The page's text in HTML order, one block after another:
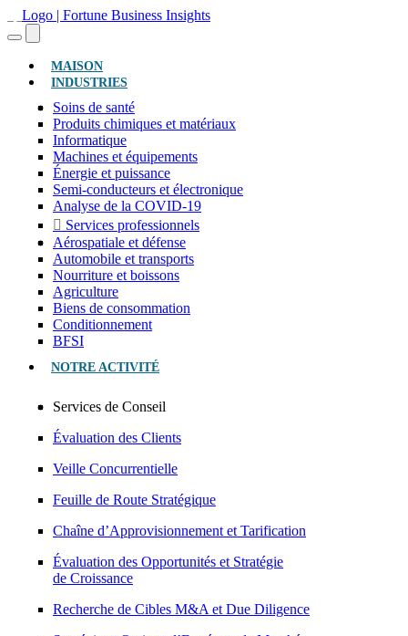
MAISON(ACTUEL)
INDUSTRIES
Soins de santé
Produits chimiques et matériaux
Informatique
Machines et équipements
Énergie et puissance
Semi-conducteurs et électronique
Analyse de la COVID-19
Services professionnels
Aérospatiale et défense
Automobile et transports
Nourriture et boissons
Agriculture
Biens de consommation
Conditionnement
BFSI
NOTRE ACTIVITÉ
Services de Conseil
Évaluation des Clients
Veille Concurrentielle
Feuille de Route Stratégique
Chaîne d’Approvisionnement et Tarification
Évaluation des Opportunités et Stratégie
de Croissance
Recherche de Cibles M&A et Due Diligence